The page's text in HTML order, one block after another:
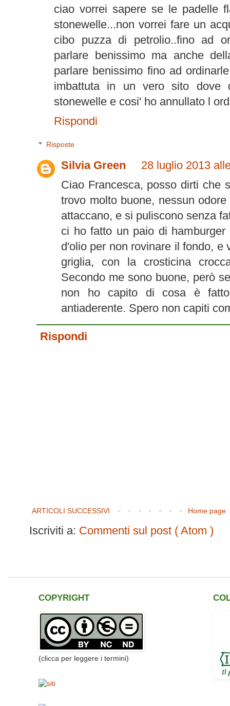
ciao vorrei sapere se le padelle
stonewelle...non vorrei fare un
cibo puzza di petrolio..fino ad
parlare benissimo ma anche
parlare benissimo fino ad
imbattuta in un vero sito dove
stonewelle e cosi' ho annullato l
Rispondi
Risposte
Silvia Green
28 luglio 2013
Ciao Francesca, posso dirti che
trovo molto buone, nessun
attaccano, e si puliscono senza
ci ho fatto un paio di
d'olio per non rovinare il fondo, e
griglia, con la crosticina
Secondo me sono buone, però
non ho capito di cosa è fatto
antiaderente. Spero non capiti
Rispondi
ARTICOLI SUCCESSIVI Home page
Iscriviti a: Commenti sul post ( Atom )
COPYRIGHT
(clicca per leggere i termini)